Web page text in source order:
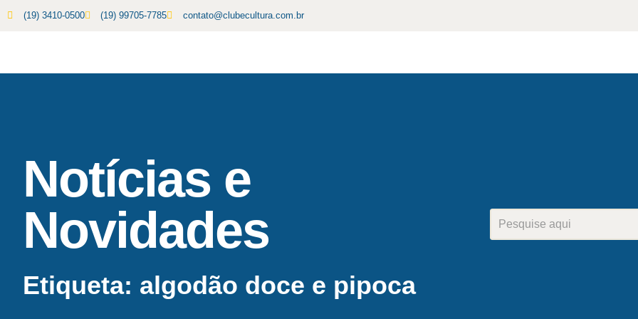
(19) 3410-0500 (19) 99705-7785 contato@clubecultura.com.br
Notícias e
Novidades
Etiqueta: algodão doce e pipoca